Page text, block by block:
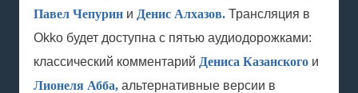
Павел Чепурин и Денис Алхазов. Трансляция в
Okko будет доступна с пятью аудиодорожками:
классический комментарий Дениса Казанского и
Лионеля Абба, альтернативные версии в